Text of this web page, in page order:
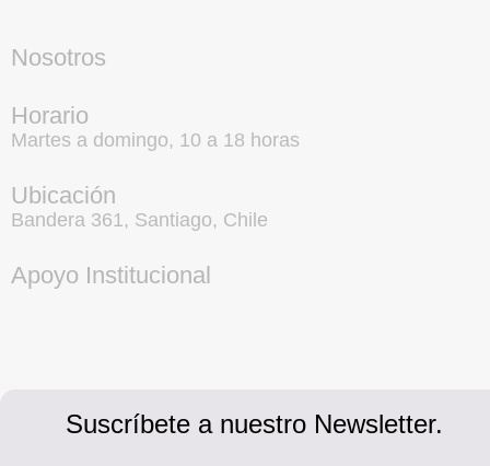
Nosotros
Horario
Martes a domingo, 10 a 18 horas
Ubicación
Bandera 361, Santiago, Chile
Apoyo Institucional
Suscríbete a nuestro Newsletter.